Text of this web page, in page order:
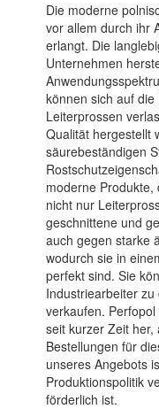
Die moderne
vor allem durch ihr
erlangt. Die
Unternehmen
können sich auf
Leiterprossen
Qualität hergestellt
säurebeständigen
moderne Produkte,
nicht nur
geschnittene und
auch gegen starke
wodurch sie in
perfekt sind. Sie
Industriearbeiter
verkaufen.
seit kurzer Zeit
Bestellungen für
unseres Angebots
Produktionspolitik
förderlich ist.